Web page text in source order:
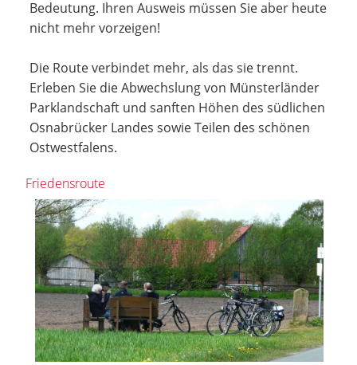
Bedeutung. Ihren Ausweis müssen Sie aber heute
nicht mehr vorzeigen!
Die Route verbindet mehr, als das sie trennt.
Erleben Sie die Abwechslung von Münsterländer
Parklandschaft und sanften Höhen des südlichen
Osnabrücker Landes sowie Teilen des schönen
Ostwestfalens.
Friedensroute